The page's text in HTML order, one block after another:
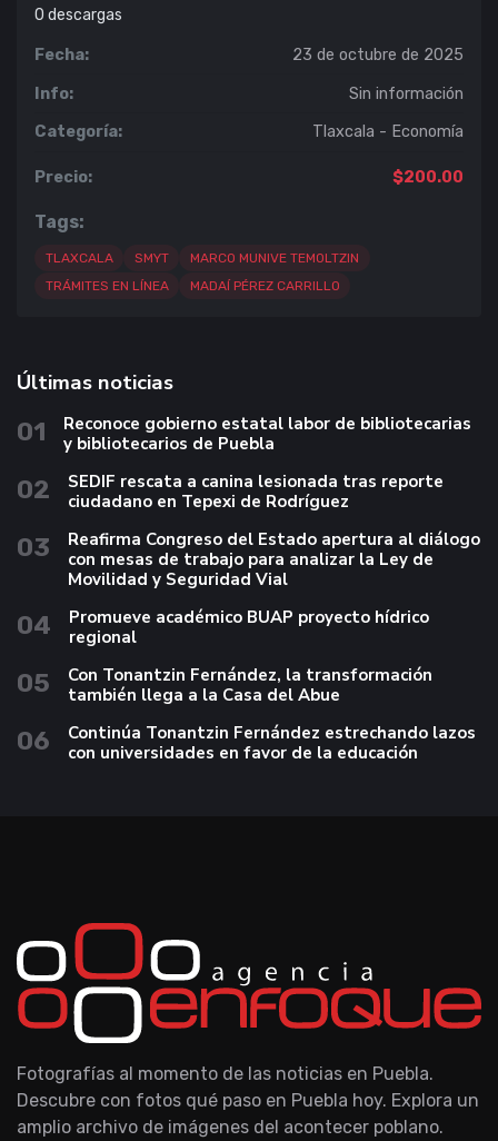
0 descargas
Fecha: 23 de octubre de 2025
Info: Sin información
Categoría: Tlaxcala - Economía
Precio: $200.00
Tags:
TLAXCALA SMYT
MARCO MUNIVE TEMOLTZIN
TRÁMITES EN LÍNEA
MADAÍ PÉREZ CARRILLO
Últimas noticias
01
Reconoce gobierno estatal labor de bibliotecarias
y bibliotecarios de Puebla
02
SEDIF rescata a canina lesionada tras reporte
ciudadano en Tepexi de Rodríguez
03
Reafirma Congreso del Estado apertura al diálogo
con mesas de trabajo para analizar la Ley de
Movilidad y Seguridad Vial
04
Promueve académico BUAP proyecto hídrico
regional
05
Con Tonantzin Fernández, la transformación
también llega a la Casa del Abue
06
Continúa Tonantzin Fernández estrechando lazos
con universidades en favor de la educación
Fotografías al momento de las noticias en Puebla.
Descubre con fotos qué paso en Puebla hoy. Explora un
amplio archivo de imágenes del acontecer poblano.